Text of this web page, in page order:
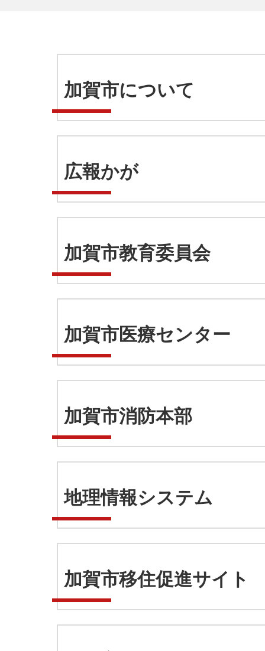
加賀市について
広報かが
加賀市教育委員会
加賀市医療センター
加賀市消防本部
地理情報システム
加賀市移住促進サイト